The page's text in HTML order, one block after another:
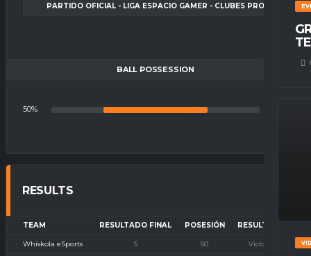
PARTIDO OFICIAL - LIGA ESPACIO GAMER - CLUBES PRO
BALL POSSESSION
50%
RESULTS
TEAM RESULTADO FINAL POSESIÓN RESULTADO
Whiskola eSports 5 50 Victoria